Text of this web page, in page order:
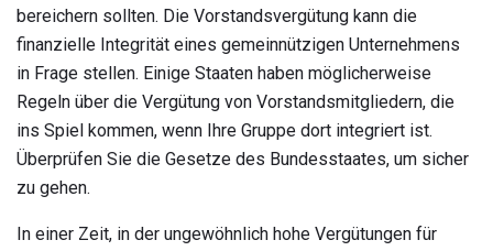
bereichern sollten. Die Vorstandsvergütung kann die
finanzielle Integrität eines gemeinnützigen Unternehmens
in Frage stellen. Einige Staaten haben möglicherweise
Regeln über die Vergütung von Vorstandsmitgliedern, die
ins Spiel kommen, wenn Ihre Gruppe dort integriert ist.
Überprüfen Sie die Gesetze des Bundesstaates, um sicher
zu gehen.
In einer Zeit, in der ungewöhnlich hohe Vergütungen für